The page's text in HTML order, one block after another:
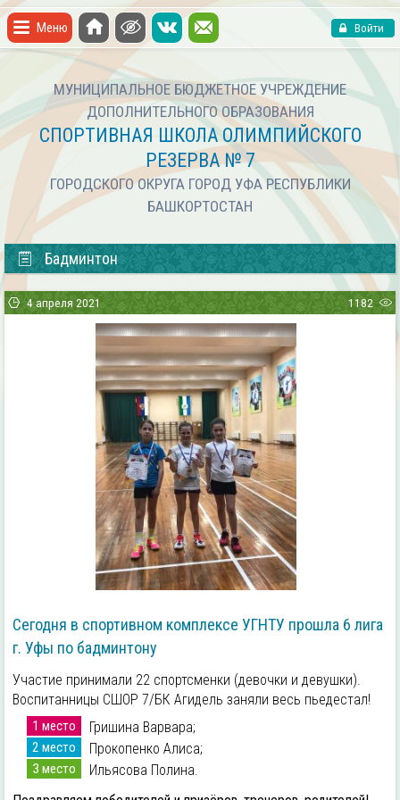
Меню Войти
МУНИЦИПАЛЬНОЕ БЮДЖЕТНОЕ УЧРЕЖДЕНИЕ
ДОПОЛНИТЕЛЬНОГО ОБРАЗОВАНИЯ
СПОРТИВНАЯ ШКОЛА ОЛИМПИЙСКОГО
РЕЗЕРВА № 7
ГОРОДСКОГО ОКРУГА ГОРОД УФА РЕСПУБЛИКИ
БАШКОРТОСТАН
Бадминтон
4 апреля 2021 1182
Сегодня в спортивном комплексе УГНТУ прошла 6 лига
г. Уфы по бадминтону
Участие принимали 22 спортсменки (девочки и девушки).
Воспитанницы СШОР 7/БК Агидель заняли весь пьедестал!
1 место Гришина Варвара;
2 место Прокопенко Алиса;
3 место
Ильясова Полина.